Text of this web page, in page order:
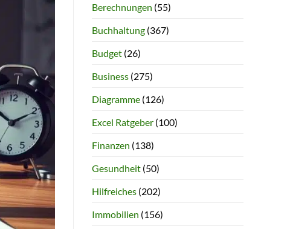
Berechnungen (55)
Buchhaltung(367)
Budget(26)
Business(275)
Diagramme(126)
Excel Ratgeber(100)
Finanzen (138)
Gesundheit(50)
Hilfreiches(202)
Immobilien (156)